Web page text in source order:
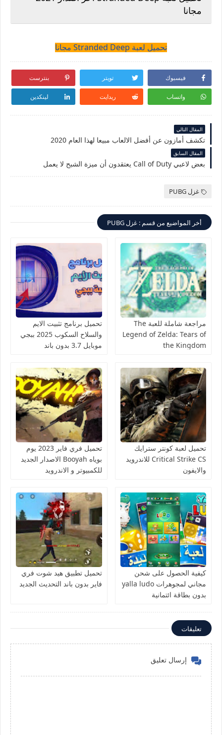
مجانا
تحميل لعبة Stranded Deep مجانا
فيسبوك تويتر بنترست
واتساب ريدايت لينكدين
المقال التالي
تكشف أمازون عن أفضل الالعاب مبيعا لهذا العام 2020
المقال السابق
بعض لاعبي Call of Duty يعتقدون أن ميزة الشبح لا يعمل
غزل PUBG
أخر المواضيع من قسم : غزل PUBG
مراجعة شاملة للعبة The
Legend of Zelda: Tears of
the Kingdom
تحميل برنامج تثبيت الايم
والسلاح السكوب 2025 ببجي
موبايل 3.7 بدون باند
تحميل لعبة كونتر سترايك
Critical Strike CS للاندرويد
والايفون
تحميل فري فاير 2023 يوم
بوياه Booyah الاصدار الجديد
للكمبيوتر و الاندرويد
كيفية الحصول على شحن
مجاني لمجوهرات yalla ludo
بدون بطاقة ائتمانية
تحميل تطبيق هيد شوت فري
فاير بدون باند التحديث الجديد
تعليقات
إرسال تعليق